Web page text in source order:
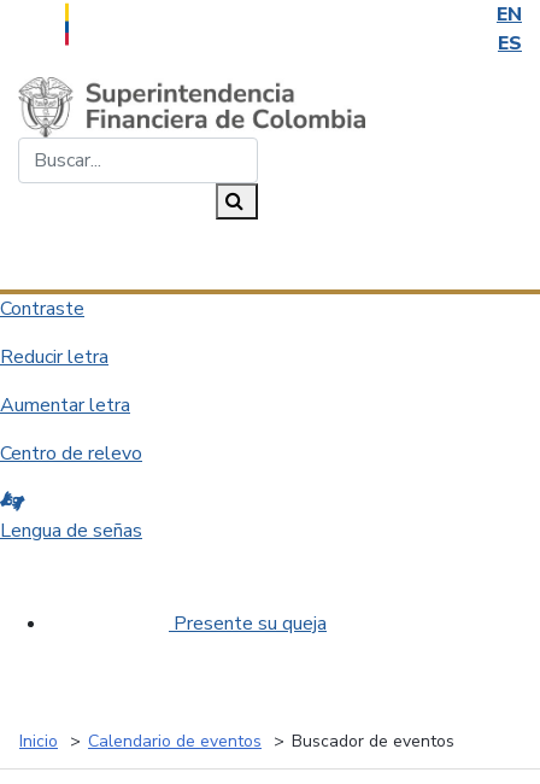
EN
ES
Saltar al contenido principal
Contraste
Reducir letra
Aumentar letra
Centro de relevo
Lengua de señas
Presente su queja
Inicio Calendario de eventos Buscador de eventos